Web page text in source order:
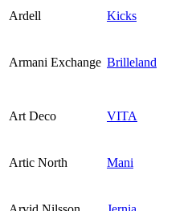
Ardell
Kicks
Armani Exchange Brilleland
Art Deco VITA
Artic North Mani